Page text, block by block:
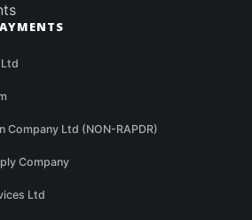
Company Ltd (NON-RAPDR)
Company
Ltd